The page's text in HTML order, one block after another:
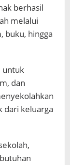
berhasil
melalui
buku, hingga
untuk
dan
dari keluarga